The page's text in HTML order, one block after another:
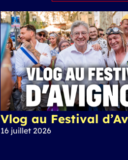
Vlog au Festival
16 juillet 2026